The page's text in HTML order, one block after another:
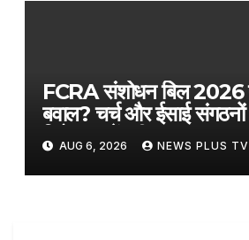
FCRA संशोधन बिल 2026
बवाल? चर्च और ईसाई संगठनों
विरोध, जानें पूरी बात​on
2026 at 3:32 pm
AUG 6, 2026 NEWS PLUS TV